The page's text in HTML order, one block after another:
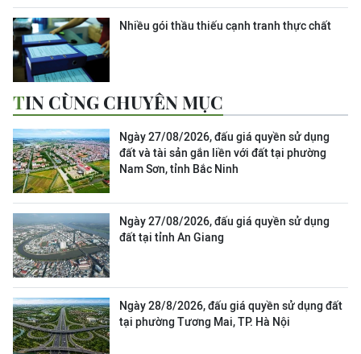
Nhiều gói thầu thiếu cạnh tranh thực chất
TIN CÙNG CHUYÊN MỤC
Ngày 27/08/2026, đấu giá quyền sử dụng
đất và tài sản gắn liền với đất tại phường
Nam Sơn, tỉnh Bắc Ninh
Ngày 27/08/2026, đấu giá quyền sử dụng
đất tại tỉnh An Giang
Ngày 28/8/2026, đấu giá quyền sử dụng đất
tại phường Tương Mai, TP. Hà Nội